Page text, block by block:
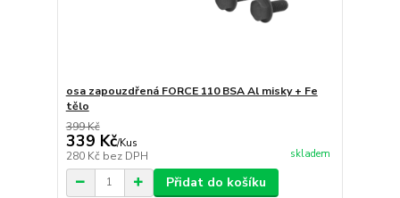
osa zapouzdřená FORCE 110 BSA Al misky + Fe
tělo
399 Kč
339 Kč/Kus
280 Kč bez DPH skladem
Přidat do košíku